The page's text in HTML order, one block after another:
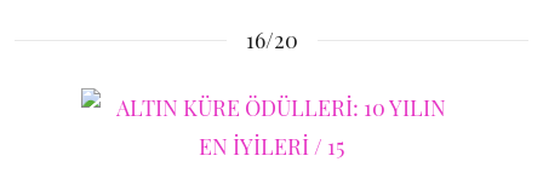
16/20